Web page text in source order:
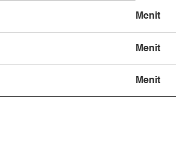
Menit
Menit
Menit